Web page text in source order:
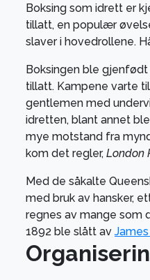
Boksing som idrett er
tillatt, en populær
slaver i hovedrollene.
Boksingen ble gjenfødt
tillatt. Kampene varte
gentlemen med
idretten, blant annet
mye motstand fra
kom det regler, London
Med de såkalte
med bruk av hansker,
regnes av mange som
1892 ble slått av